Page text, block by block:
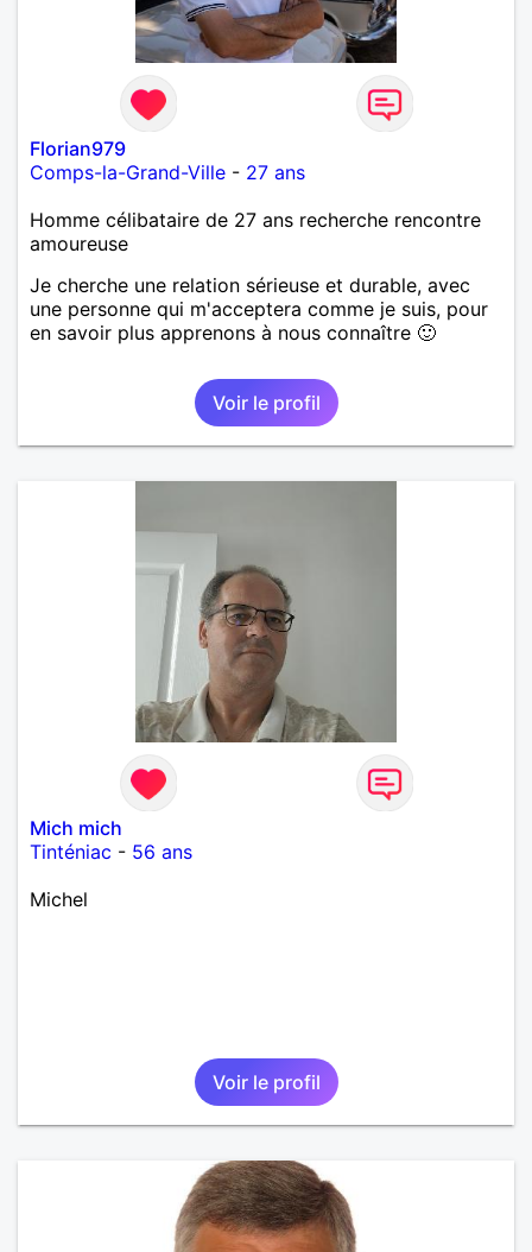
Florian979
Comps-la-Grand-Ville - 27 ans
Homme célibataire de 27 ans recherche rencontre
amoureuse
Je cherche une relation sérieuse et durable, avec
une personne qui m'acceptera comme je suis, pour
en savoir plus apprenons à nous connaître 🙂
Voir le profil
Mich mich
Tinténiac - 56 ans
Michel
Voir le profil